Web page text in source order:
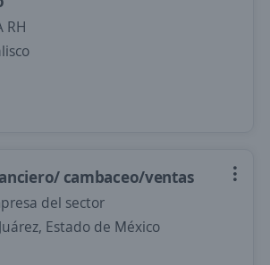
RH
cambaceo/ventas
del sector
Estado de México